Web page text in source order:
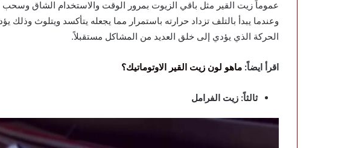
عموماً زيت القير مثل باقي الزيوت بمرور الوقت والاستخدام الشاق وسحب
وعندما يبدأ بالتلف تزداد حرارته باستمرار مما يجعله يتأكسد ويتلوث وذلك
الحركة الذي يؤدي إلى خلق العديد من المشاكل مستقبلاً.
اقرأ ايضاً: ماهو لون زيت القير الاوتوماتيك؟
ثالثاً: زيت الفرامل